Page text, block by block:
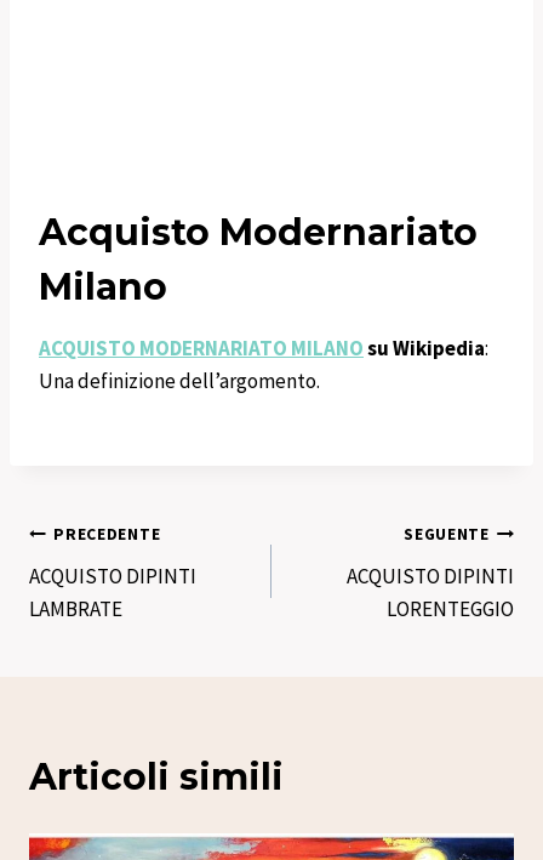
Acquisto Modernariato
Milano
ACQUISTO MODERNARIATO MILANOsu Wikipedia:
Una definizione dell’argomento.
Navigazione
articoli
PRECEDENTE
ACQUISTO DIPINTI
LAMBRATE
SEGUENTE
ACQUISTO DIPINTI
LORENTEGGIO
Articoli simili